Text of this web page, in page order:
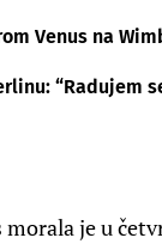
Venus na
“Radujem
je u